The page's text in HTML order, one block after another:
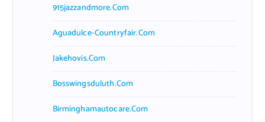
915jazzandmore.com
Aguadulce-Countryfair.com
Jakehovis.com
Bosswingsduluth.com
Birminghamautocare.com